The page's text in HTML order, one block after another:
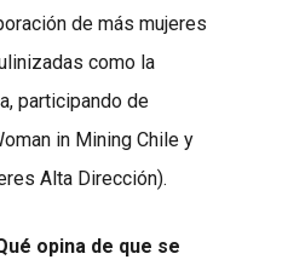
de más mujeres
como la
participando de
in Mining Chile y
Alta Dirección).
opina de que se